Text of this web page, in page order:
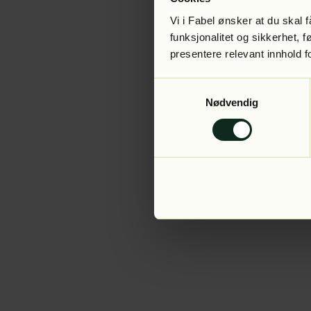
Vi i Fabel ønsker at du skal
funksjonalitet og sikkerhet,
presentere relevant innhold
Nødvendig
Application